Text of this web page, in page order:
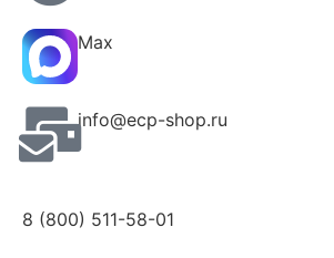
Max
info@ecp-shop.ru
8 (800) 511-58-01